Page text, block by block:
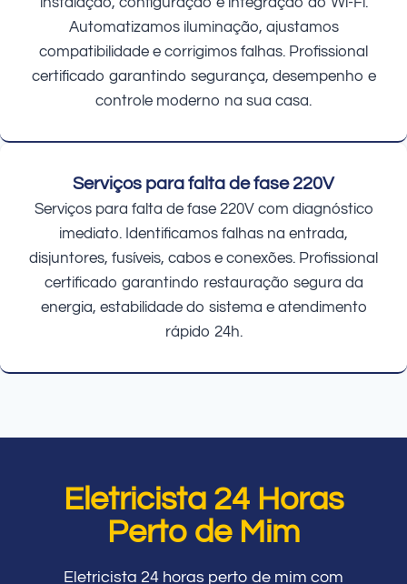
Automatizamos iluminação, ajustamos
compatibilidade e corrigimos falhas. Profissional
certificado garantindo segurança, desempenho e
controle moderno na sua casa.
Serviços para falta de fase 220V
Serviços para falta de fase 220V com diagnóstico
imediato. Identificamos falhas na entrada,
disjuntores, fusíveis, cabos e conexões. Profissional
certificado garantindo restauração segura da
energia, estabilidade do sistema e atendimento
rápido 24h.
Eletricista 24 Horas
Perto de Mim
Eletricista 24 horas perto de mim com